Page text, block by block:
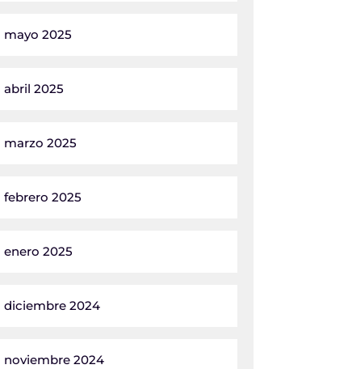
mayo 2025
abril 2025
marzo 2025
febrero 2025
enero 2025
diciembre 2024
noviembre 2024